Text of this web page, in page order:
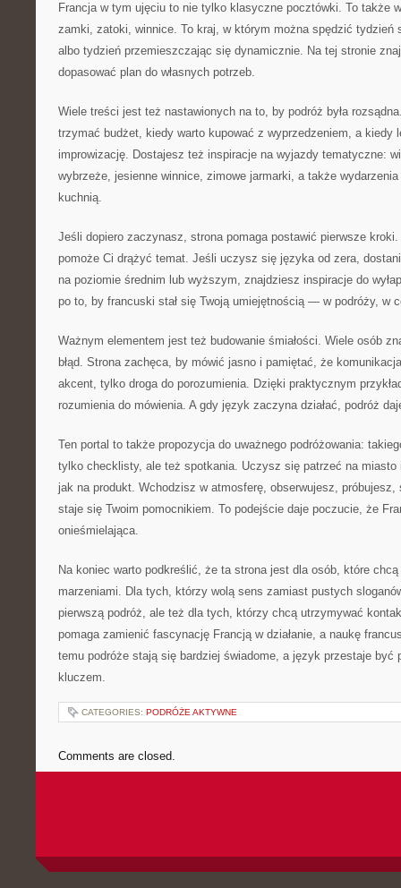
Francja w tym ujęciu to nie tylko klasyczne pocztówki. To także
zamki, zatoki, winnice. To kraj, w którym można spędzić tydzień
albo tydzień przemieszczając się dynamicznie. Na tej stronie
dopasować plan do własnych potrzeb.
Wiele treści jest też nastawionych na to, by podróż była
trzymać budżet, kiedy warto kupować z wyprzedzeniem, a kiedy
improwizację. Dostajesz też inspiracje na wyjazdy tematyczne:
wybrzeże, jesienne winnice, zimowe jarmarki, a także
kuchnią.
Jeśli dopiero zaczynasz, strona pomaga postawić pierwsze
pomoże Ci drążyć temat. Jeśli uczysz się języka od zera,
na poziomie średnim lub wyższym, znajdziesz inspiracje do
po to, by francuski stał się Twoją umiejętnością — w podróży, w
Ważnym elementem jest też budowanie śmiałości. Wiele osób
błąd. Strona zachęca, by mówić jasno i pamiętać, że
akcent, tylko droga do porozumienia. Dzięki praktycznym
rozumienia do mówienia. A gdy język zaczyna działać, podróż
Ten portal to także propozycja do uważnego podróżowania:
tylko checklisty, ale też spotkania. Uczysz się patrzeć na miasto
jak na produkt. Wchodzisz w atmosferę, obserwujesz, próbujesz,
staje się Twoim pomocnikiem. To podejście daje poczucie, że
onieśmielająca.
Na koniec warto podkreślić, że ta strona jest dla osób, które
marzeniami. Dla tych, którzy wolą sens zamiast pustych
pierwszą podróż, ale też dla tych, którzy chcą utrzymywać
pomaga zamienić fascynację Francją w działanie, a naukę
temu podróże stają się bardziej świadome, a język przestaje być
kluczem.
CATEGORIES: PODRÓŻE AKTYWNE
Comments are closed.